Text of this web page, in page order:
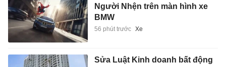
Người Nhện trên màn hình xe
BMW
56 phút trước Xe
Sửa Luật Kinh doanh bất động